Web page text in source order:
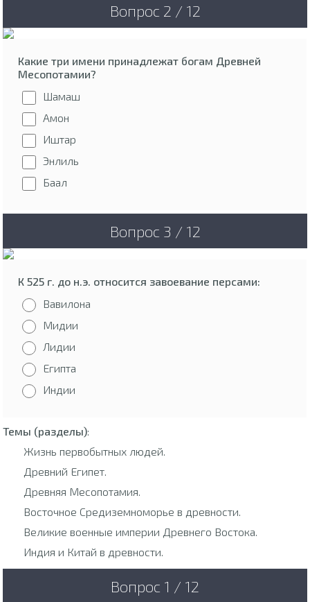
Вопрос 2 / 12
Какие три имени принадлежат богам Древней
Месопотамии?
Шамаш
Амон
Иштар
Энлиль
Баал
Вопрос 3 / 12
К 525 г. до н.э. относится завоевание персами:
Вавилона
Мидии
Лидии
Египта
Индии
Темы (разделы):
Жизнь первобытных людей.
Древний Египет.
Древняя Месопотамия.
Восточное Средиземноморье в древности.
Великие военные империи Древнего Востока.
Индия и Китай в древности.
Вопрос 1 / 12